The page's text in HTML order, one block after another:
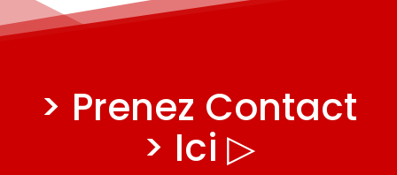
> Prenez Contact
> Ici ▷